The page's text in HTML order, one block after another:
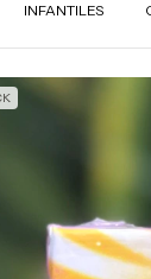
INFANTILES